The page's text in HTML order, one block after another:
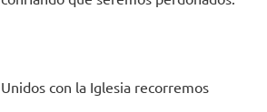
Unidos con la Iglesia recorremos